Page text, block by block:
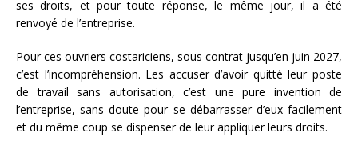
ses droits, et pour toute réponse, le même jour, il a été
renvoyé de l’entreprise.
Pour ces ouvriers costariciens, sous contrat jusqu’en juin 2027,
c’est l’incompréhension. Les accuser d’avoir quitté leur poste
de travail sans autorisation, c’est une pure invention de
l’entreprise, sans doute pour se débarrasser d’eux facilement
et du même coup se dispenser de leur appliquer leurs droits.